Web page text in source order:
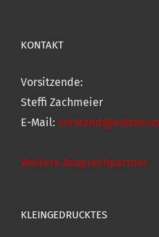
KONTAKT
Vorsitzende:
Steffi Zachmeier
E-Mail:
Weitere Ansprechpartner
KLEINGEDRUCKTES